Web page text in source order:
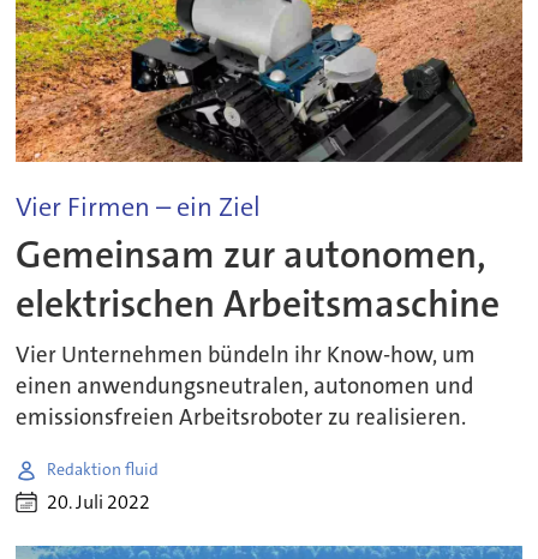
Vier Firmen – ein Ziel
Gemeinsam zur autonomen,
elektrischen Arbeitsmaschine
Vier Unternehmen bündeln ihr Know-how, um
einen anwendungsneutralen, autonomen und
emissionsfreien Arbeitsroboter zu realisieren.
Redaktion fluid
20. Juli 2022